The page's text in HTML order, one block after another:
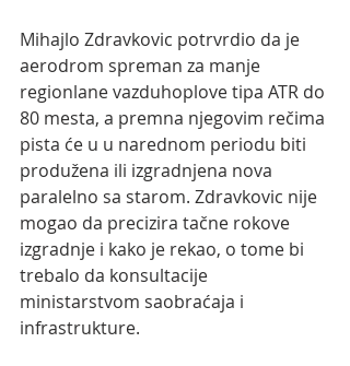
Mihajlo Zdravkovic potrvrdio da je
aerodrom spreman za manje
regionlane vazduhoplove tipa ATR do
80 mesta, a premna njegovim rečima
pista će u u narednom periodu biti
produžena ili izgradnjena nova
paralelno sa starom. Zdravkovic nije
mogao da precizira tačne rokove
izgradnje i kako je rekao, o tome bi
trebalo da konsultacije
ministarstvom saobraćaja i
infrastrukture.